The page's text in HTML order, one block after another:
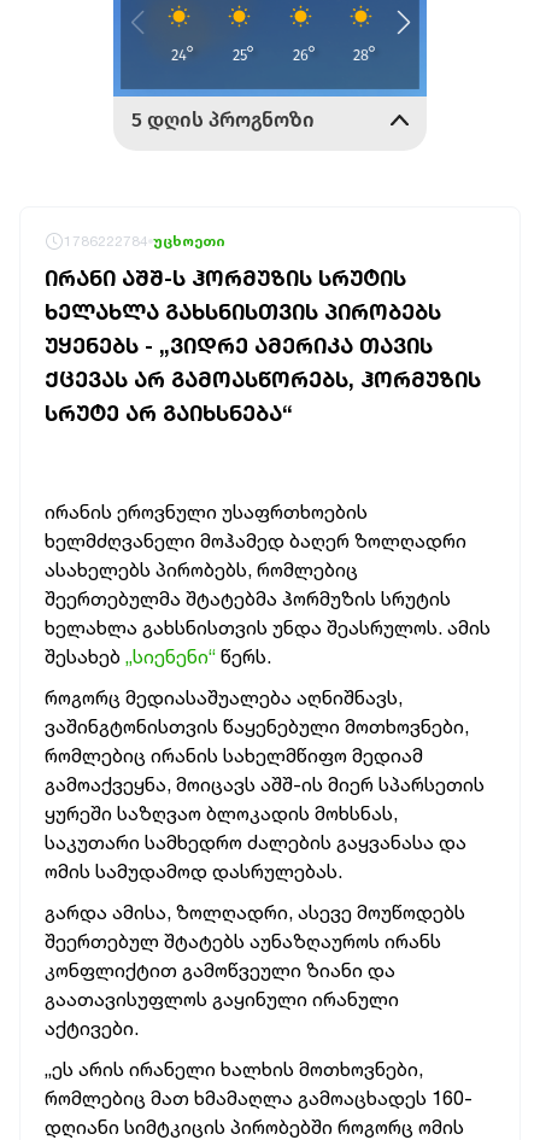
1786222784 უცხოეთი
ᲘᲠᲐᲜᲘ ᲐᲨᲨ-Ს ᲰᲝᲠᲛᲣᲖᲘᲡ ᲡᲠᲣᲢᲘᲡ
ᲮᲔᲚᲐᲮᲚᲐ ᲒᲐᲮᲡᲜᲘᲡᲗᲕᲘᲡ ᲞᲘᲠᲝᲑᲔᲑᲡ
ᲣᲧᲔᲜᲔᲑᲡ - „ᲕᲘᲓᲠᲔ ᲐᲛᲔᲠᲘᲙᲐ ᲗᲐᲕᲘᲡ
ᲥᲪᲔᲕᲐᲡ ᲐᲠ ᲒᲐᲛᲝᲐᲡᲬᲝᲠᲔᲑᲡ, ᲰᲝᲠᲛᲣᲖᲘᲡ
ᲡᲠᲣᲢᲔ ᲐᲠ ᲒᲐᲘᲮᲡᲜᲔᲑᲐ“
ირანის ეროვნული უსაფრთხოების
ხელმძღვანელი მოჰამედ ბაღერ ზოლღადრი
ასახელებს პირობებს, რომლებიც
შეერთებულმა შტატებმა ჰორმუზის სრუტის
ხელახლა გახსნისთვის უნდა შეასრულოს. ამის
შესახებ „სიენენი“ წერს.
როგორც მედიასაშუალება აღნიშნავს,
ვაშინგტონისთვის წაყენებული მოთხოვნები,
რომლებიც ირანის სახელმწიფო მედიამ
გამოაქვეყნა, მოიცავს აშშ-ის მიერ სპარსეთის
ყურეში საზღვაო ბლოკადის მოხსნას,
საკუთარი სამხედრო ძალების გაყვანასა და
ომის სამუდამოდ დასრულებას.
გარდა ამისა, ზოლღადრი, ასევე მოუწოდებს
შეერთებულ შტატებს აუნაზღაუროს ირანს
კონფლიქტით გამოწვეული ზიანი და
გაათავისუფლოს გაყინული ირანული
აქტივები.
„ეს არის ირანელი ხალხის მოთხოვნები,
რომლებიც მათ ხმამაღლა გამოაცხადეს 160-
დღიანი სიმტკიცის პირობებში როგორც ომის